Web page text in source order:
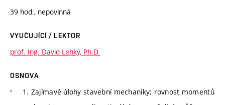
39 hod., nepovinná
VYUČUJÍCÍ / LEKTOR
prof. Ing. David Lehký, Ph.D.
OSNOVA
1. Zajímavé úlohy stavební mechaniky; rovnost momentů